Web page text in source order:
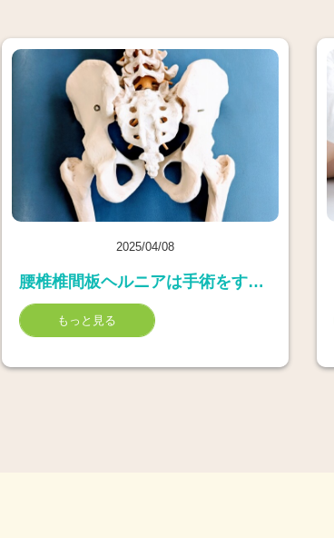
2025/04/08
腰椎椎間板ヘルニアは手術をすると良くなるか
もっと見る